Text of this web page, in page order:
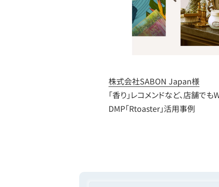
株式会社SABON Japan様
「香り」レコメンドなど、店舗で
DMP「Rtoaster」活用事例